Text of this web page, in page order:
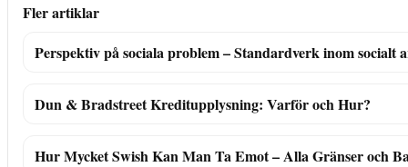
Fler artiklar
Perspektiv på sociala problem – Standardverk inom socialt
Dun & Bradstreet Kreditupplysning: Varför och Hur?
Hur Mycket Swish Kan Man Ta Emot – Alla Gränser och